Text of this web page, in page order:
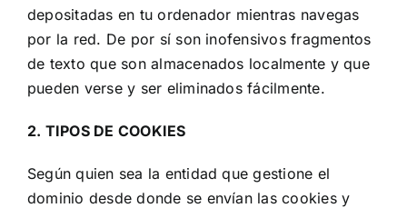
depositadas en tu ordenador mientras navegas
por la red. De por sí son inofensivos fragmentos
de texto que son almacenados localmente y que
pueden verse y ser eliminados fácilmente.
2. TIPOS DE COOKIES
Según quien sea la entidad que gestione el
dominio desde donde se envían las cookies y